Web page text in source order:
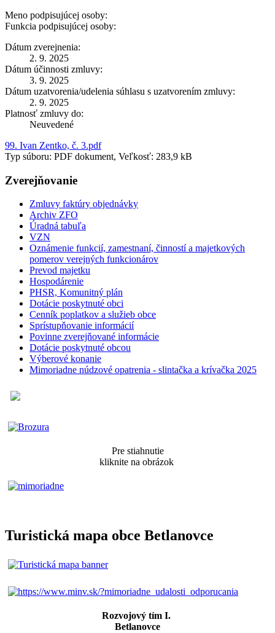
Meno podpisujúcej osoby:
Funkcia podpisujúcej osoby:
Dátum zverejnenia:
2. 9. 2025
Dátum účinnosti zmluvy:
3. 9. 2025
Dátum uzatvorenia/udelenia súhlasu s uzatvorením zmluvy:
2. 9. 2025
Platnosť zmluvy do:
Neuvedené
99. Ivan Zentko, č. 3.pdf
Typ súboru: PDF dokument, Veľkosť: 283,9 kB
Zverejňovanie
Zmluvy faktúry objednávky
Archiv ZFO
Úradná tabuľa
VZN
Oznámenie funkcií, zamestnaní, činností a majetkových
pomerov verejných funkcionárov
Prevod majetku
Hospodárenie
PHSR, Komunitný plán
Dotácie poskytnuté obci
Cenník poplatkov a služieb obce
Sprístupňovanie informácií
Povinne zverejňované informácie
Dotácie poskytnuté obcou
Výberové konanie
Mimoriadne núdzové opatrenia - slintačka a krívačka 2025
Pre stiahnutie
kliknite na obrázok
Turistická mapa obce Betlanovce
Rozvojový tím I.
Betlanovce